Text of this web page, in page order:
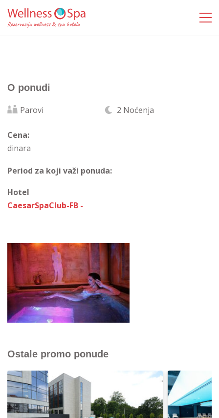
O ponudi
Parovi 2 Noćenja
Cena:
dinara
Period za koji važi ponuda:
Hotel
CaesarSpaClub-FB -
Ostale promo ponude